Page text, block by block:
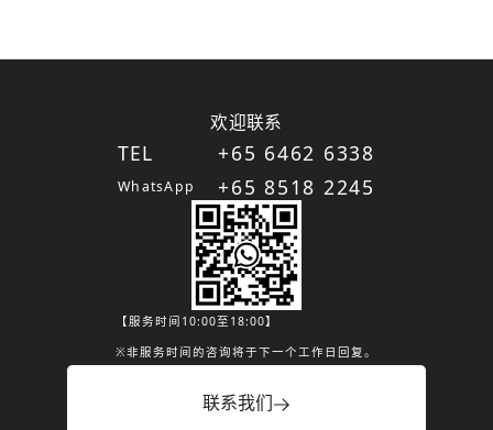
欢迎联系
TEL
WhatsApp
+65 6462 6338
+65 8518 2245
【服务时间10:00至18:00】
※非服务时间的咨询将于下一个工作日回复。
联系我们